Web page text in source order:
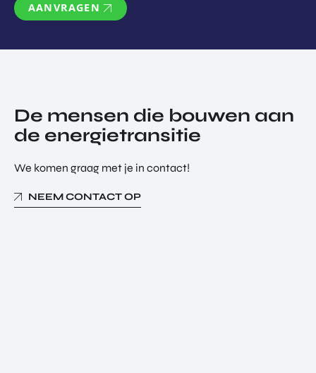
AANVRAGEN
De mensen die bouwen aan
de energietransitie
We komen graag met je in contact!
NEEM CONTACT OP